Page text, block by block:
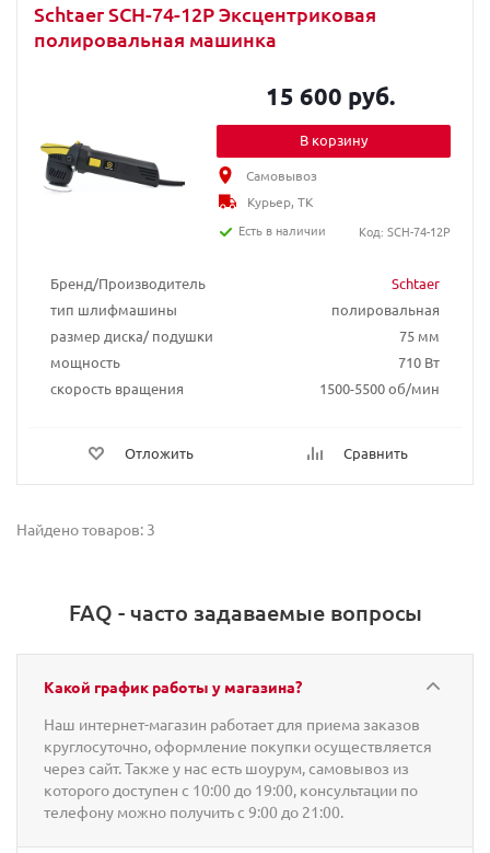
Schtaer SCH-74-12P Эксцентриковая
полировальная машинка
Бренд/Производитель
Schtaer
тип шлифмашины
полировальная
размер диска/ подушки
75 мм
мощность
710 Вт
скорость вращения
1500-5500 об/мин
Отложить Сравнить
15 600 руб.
В корзину
Самовывоз
Курьер, ТК
Есть в наличии
Код: SCH-74-12P
Найдено товаров: 3
FAQ - часто задаваемые вопросы
Какой график работы у магазина?
Наш интернет-магазин работает для приема заказов
круглосуточно, оформление покупки осуществляется
через сайт. Также у нас есть шоурум, самовывоз из
которого доступен с 10:00 до 19:00, консультации по
телефону можно получить с 9:00 до 21:00.